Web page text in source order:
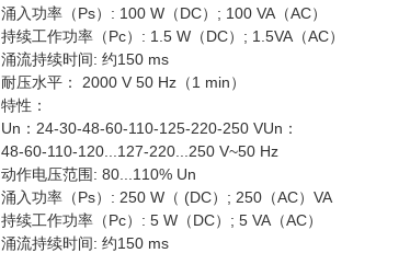
涌入功率（Ps）: 100 W（DC）; 100 VA（AC）
持续工作功率（Pc）: 1.5 W（DC）; 1.5VA（AC）
涌流持续时间: 约150 ms
耐压水平： 2000 V 50 Hz（1 min）
特性：
Un：24-30-48-60-110-125-220-250 VUn：
48-60-110-120...127-220...250 V~50 Hz
动作电压范围: 80...110% Un
涌入功率（Ps）: 250 W（ (DC）; 250（AC）VA
持续工作功率（Pc）: 5 W（DC）; 5 VA（AC）
涌流持续时间: 约150 ms